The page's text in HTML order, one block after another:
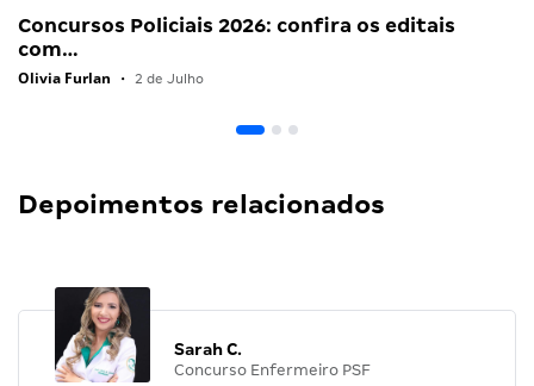
Concursos Policiais 2026: confira os editais
com…
Olivia Furlan • 2 de Julho
Depoimentos relacionados
Sarah C.
Concurso Enfermeiro PSF